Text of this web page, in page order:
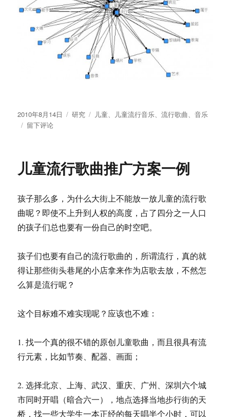
发
布
2010年8月14日
分
研究
标
儿童、 儿童流行音乐、流行歌曲、音乐
于
行
音
社
会
网
络
析
图
0814
留下评论
儿童流行歌曲推广方案一例
孩子那么多，为什么大街上不能放一放儿童的流行歌
曲呢？即使不上升到人权的高度，占了四分之一人口
的孩子们总也要有一份自己的时空吧。
孩子们也要有自己的流行歌曲的，所谓流行，真的就
得让那些街头巷尾的小店拿来作为店歌去放，不然怎
么算是流行呢？
这个目标难不难实现呢？应该也不难：
1. 找一个真的很不错的原创儿童歌曲，而且很具有流
行元素，比如节奏、配器、画面；
2. 选择北京、上海、武汉、重庆、广州、深圳六个城
市同时开唱（暗合六一），地点选择当地步行街的天
桥，找一些大学生一本正经的每天唱半个小时，可以